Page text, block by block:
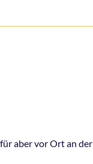
aber vor Ort an der